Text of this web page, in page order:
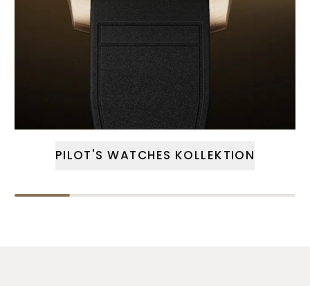
PILOT'S WATCHES KOLLEKTION